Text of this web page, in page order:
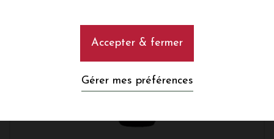
Accepter & fermer
Gérer mes préférences